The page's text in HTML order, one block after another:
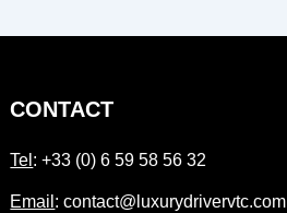
CONTACT
Tel : +33 (0) 6 59 58 56 32
Email : contact@luxurydrivervtc.com